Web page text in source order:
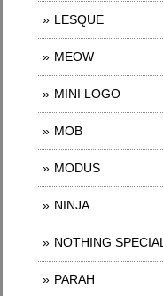
LESQUE
MEOW
MINI LOGO
MOB
MODUS
NINJA
NOTHING SPECIAL
PARAH